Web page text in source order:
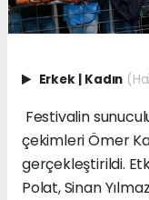
Erkek Kadın
Festivalin
çekimleri Ömer
gerçekleştirildi.
Polat, Sinan